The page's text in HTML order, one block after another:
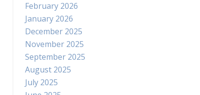
February 2026
January 2026
December 2025
November 2025
September 2025
August 2025
July 2025